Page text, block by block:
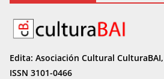
Edita: Asociación Cultural
ISSN 3101-0466